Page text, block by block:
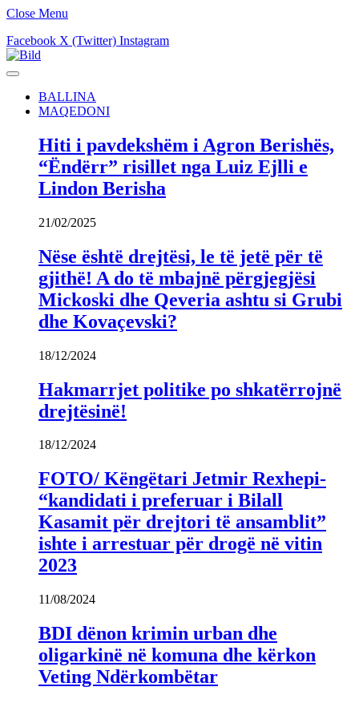
Close Menu
Facebook X (Twitter) Instagram
BALLINA
MAQEDONI
Hiti i pavdekshëm i Agron Berishës,
“Ëndërr” risillet nga Luiz Ejlli e
Lindon Berisha
21/02/2025
Nëse është drejtësi, le të jetë për të
gjithë! A do të mbajnë përgjegjësi
Mickoski dhe Qeveria ashtu si Grubi
dhe Kovaçevski?
18/12/2024
Hakmarrjet politike po shkatërrojnë
drejtësinë!
18/12/2024
FOTO/ Këngëtari Jetmir Rexhepi-
“kandidati i preferuar i Bilall
Kasamit për drejtori të ansamblit”
ishte i arrestuar për drogë në vitin
2023
11/08/2024
BDI dënon krimin urban dhe
oligarkinë në komuna dhe kërkon
Veting Ndërkombëtar